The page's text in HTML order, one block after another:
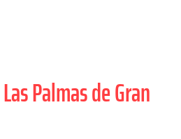
Las Palmas de Gran